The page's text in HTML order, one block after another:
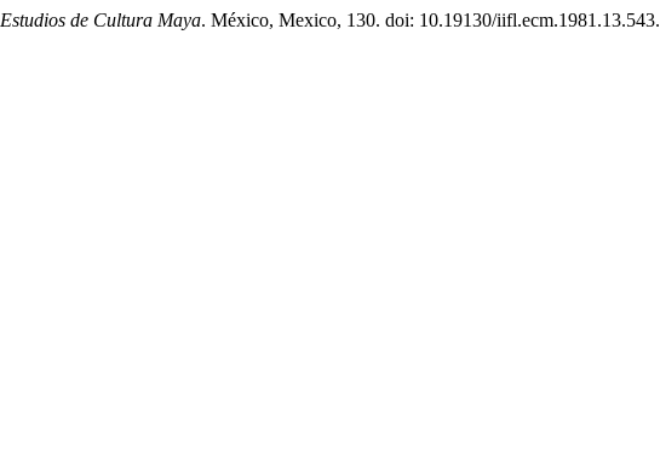
Estudios de Cultura Maya. México, Mexico, 130. doi: 10.19130/iifl.ecm.1981.13.543.